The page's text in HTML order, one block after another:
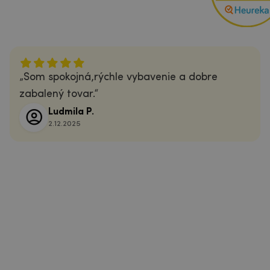
Som spokojná,rýchle vybavenie a dobre
zabalený tovar.
Ludmila P.
2.12.2025